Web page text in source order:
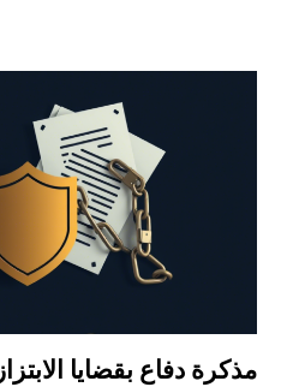
مذكرة دفاع بقضايا الابتزاز